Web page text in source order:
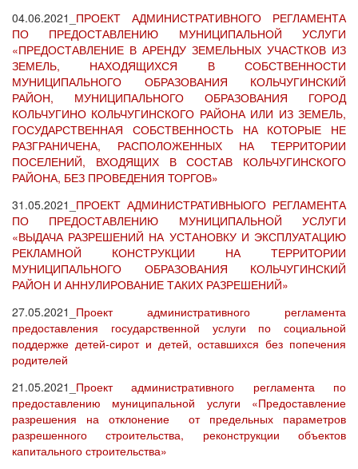
04.06.2021_ ПРОЕКТ АДМИНИСТРАТИВНОГО РЕГЛАМЕНТА
ПО ПРЕДОСТАВЛЕНИЮ МУНИЦИПАЛЬНОЙ УСЛУГИ
«ПРЕДОСТАВЛЕНИЕ В АРЕНДУ ЗЕМЕЛЬНЫХ УЧАСТКОВ ИЗ
ЗЕМЕЛЬ, НАХОДЯЩИХСЯ В СОБСТВЕННОСТИ
МУНИЦИПАЛЬНОГО ОБРАЗОВАНИЯ КОЛЬЧУГИНСКИЙ
РАЙОН, МУНИЦИПАЛЬНОГО ОБРАЗОВАНИЯ ГОРОД
КОЛЬЧУГИНО КОЛЬЧУГИНСКОГО РАЙОНА ИЛИ ИЗ ЗЕМЕЛЬ,
ГОСУДАРСТВЕННАЯ СОБСТВЕННОСТЬ НА КОТОРЫЕ НЕ
РАЗГРАНИЧЕНА, РАСПОЛОЖЕННЫХ НА ТЕРРИТОРИИ
ПОСЕЛЕНИЙ, ВХОДЯЩИХ В СОСТАВ КОЛЬЧУГИНСКОГО
РАЙОНА, БЕЗ ПРОВЕДЕНИЯ ТОРГОВ»
31.05.2021_ ПРОЕКТ АДМИНИСТРАТИВНЫОГО РЕГЛАМЕНТА
ПО ПРЕДОСТАВЛЕНИЮ МУНИЦИПАЛЬНОЙ УСЛУГИ
«ВЫДАЧА РАЗРЕШЕНИЙ НА УСТАНОВКУ И ЭКСПЛУАТАЦИЮ
РЕКЛАМНОЙ КОНСТРУКЦИИ НА ТЕРРИТОРИИ
МУНИЦИПАЛЬНОГО ОБРАЗОВАНИЯ КОЛЬЧУГИНСКИЙ
РАЙОН И АННУЛИРОВАНИЕ ТАКИХ РАЗРЕШЕНИЙ»
27.05.2021_ Проект административного регламента
предоставления государственной услуги по социальной
поддержке детей-сирот и детей, оставшихся без попечения
родителей
21.05.2021_ Проект административного регламента по
предоставлению муниципальной услуги «Предоставление
разрешения на отклонение от предельных параметров
разрешенного строительства, реконструкции объектов
капитального строительства»